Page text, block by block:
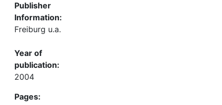
Publisher
Information:
Freiburg u.a.
Year of
publication:
2004
Pages: